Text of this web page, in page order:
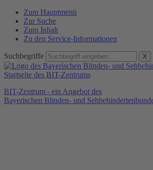
Zum Hauptmenü
Zur Suche
Zum Inhalt
Zu den Service-Informationen
Suchbegriffe X
BIT-Zentrum - ein Angebot des
Bayerischen Blinden- und